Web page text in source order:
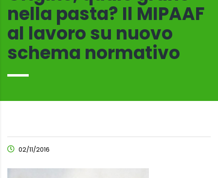
nella pasta? Il MIPAAF
al lavoro su nuovo
schema normativo
02/11/2016